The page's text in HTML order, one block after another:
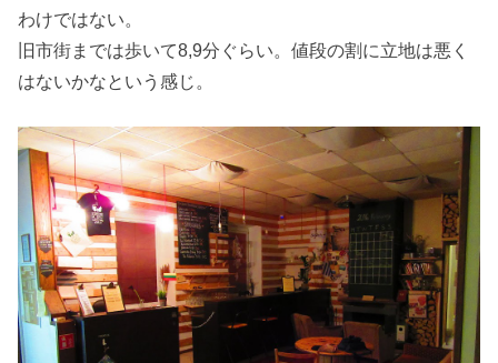
わけではない。
旧市街までは歩いて8,9分ぐらい。値段の割に立地は悪く
はないかなという感じ。